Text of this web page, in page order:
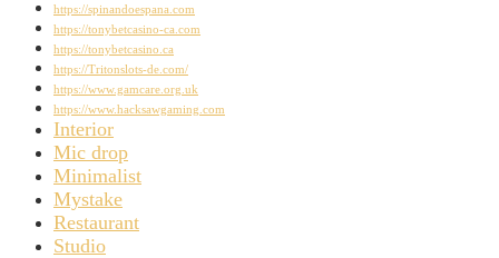
https://spinandoespana.com
https://tonybetcasino-ca.com
https://tonybetcasino.ca
https://Tritonslots-de.com/
https://www.gamcare.org.uk
https://www.hacksawgaming.com
Interior
Mic drop
Minimalist
Mystake
Restaurant
Studio